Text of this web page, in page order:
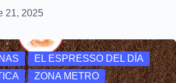
21, 2025
EL ESPRESSO DEL DÍA
ZONA METRO